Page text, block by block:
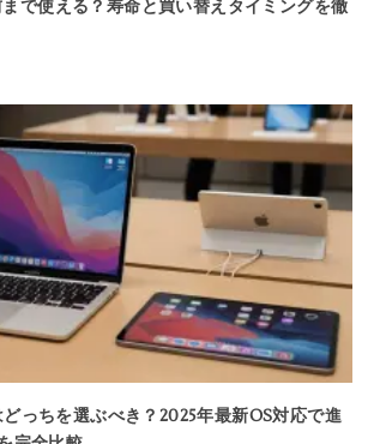
で使える？寿命と買い替えタイミングを徹
っちを選ぶべき？2025年最新OS対応で進